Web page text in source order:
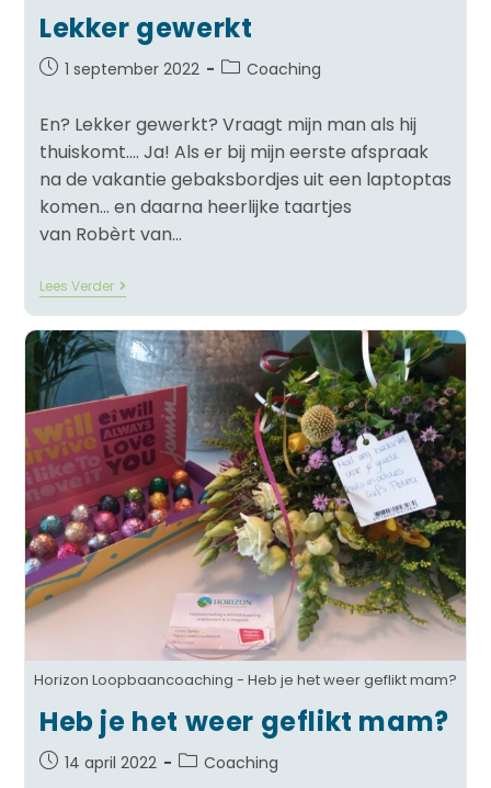
Lekker gewerkt
1 september 2022 Coaching
En? Lekker gewerkt? Vraagt mijn man als hij
thuiskomt…. Ja! Als er bij mijn eerste afspraak
na de vakantie gebaksbordjes uit een laptoptas
komen… en daarna heerlijke taartjes
van Robèrt van…
Lees Verder
Horizon Loopbaancoaching - Heb je het weer geflikt mam?
Heb je het weer geflikt mam?
14 april 2022 Coaching